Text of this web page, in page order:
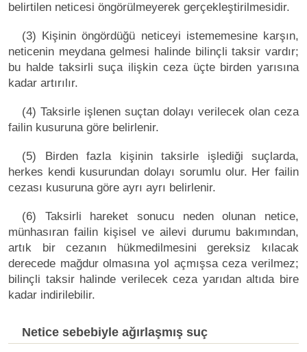
belirtilen neticesi öngörülmeyerek gerçekleştirilmesidir.
(3) Kişinin öngördüğü neticeyi istememesine karşın,
neticenin meydana gelmesi halinde bilinçli taksir vardır;
bu halde taksirli suça ilişkin ceza üçte birden yarısına
kadar artırılır.
(4) Taksirle işlenen suçtan dolayı verilecek olan ceza
failin kusuruna göre belirlenir.
(5) Birden fazla kişinin taksirle işlediği suçlarda,
herkes kendi kusurundan dolayı sorumlu olur. Her failin
cezası kusuruna göre ayrı ayrı belirlenir.
(6) Taksirli hareket sonucu neden olunan netice,
münhasıran failin kişisel ve ailevi durumu bakımından,
artık bir cezanın hükmedilmesini gereksiz kılacak
derecede mağdur olmasına yol açmışsa ceza verilmez;
bilinçli taksir halinde verilecek ceza yarıdan altıda bire
kadar indirilebilir.
Netice sebebiyle ağırlaşmış suç